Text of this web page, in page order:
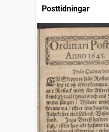
Posttidningar